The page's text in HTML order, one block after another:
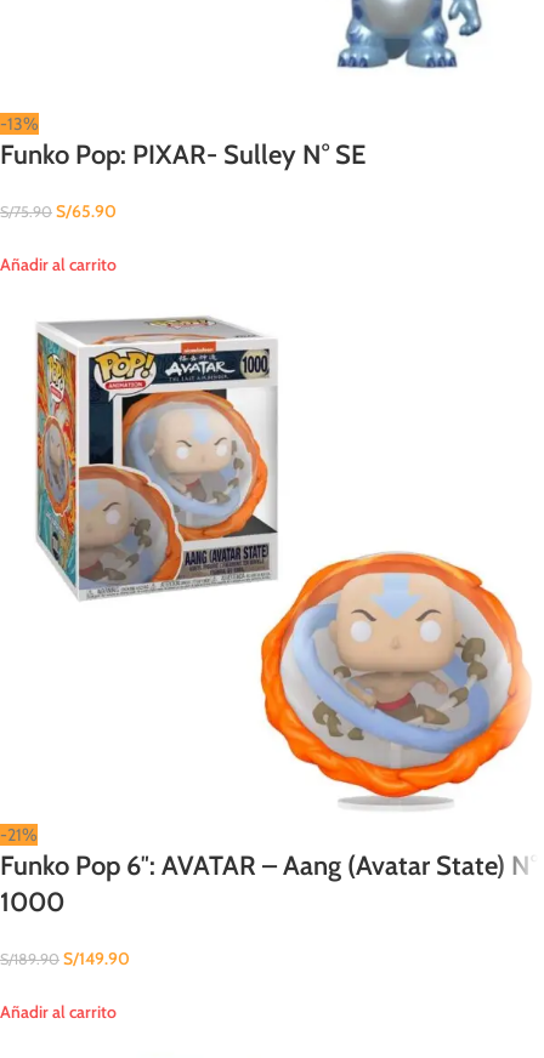
-13%
Funko Pop: PIXAR- Sulley N° SE
S/75.90 S/65.90
Añadir al carrito
-21%
Funko Pop 6″: AVATAR – Aang (Avatar State) N°
1000
S/189.90 S/149.90
Añadir al carrito